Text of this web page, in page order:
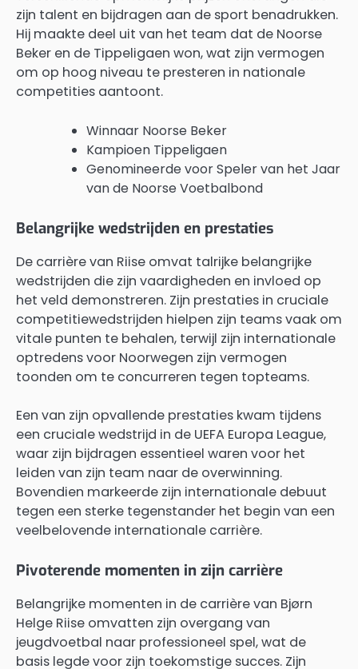
zijn talent en bijdragen aan de sport benadrukken.
Hij maakte deel uit van het team dat de Noorse
Beker en de Tippeligaen won, wat zijn vermogen
om op hoog niveau te presteren in nationale
competities aantoont.
Winnaar Noorse Beker
Kampioen Tippeligaen
Genomineerde voor Speler van het Jaar
van de Noorse Voetbalbond
Belangrijke wedstrijden en prestaties
De carrière van Riise omvat talrijke belangrijke
wedstrijden die zijn vaardigheden en invloed op
het veld demonstreren. Zijn prestaties in cruciale
competitiewedstrijden hielpen zijn teams vaak om
vitale punten te behalen, terwijl zijn internationale
optredens voor Noorwegen zijn vermogen
toonden om te concurreren tegen topteams.
Een van zijn opvallende prestaties kwam tijdens
een cruciale wedstrijd in de UEFA Europa League,
waar zijn bijdragen essentieel waren voor het
leiden van zijn team naar de overwinning.
Bovendien markeerde zijn internationale debuut
tegen een sterke tegenstander het begin van een
veelbelovende internationale carrière.
Pivoterende momenten in zijn carrière
Belangrijke momenten in de carrière van Bjørn
Helge Riise omvatten zijn overgang van
jeugdvoetbal naar professioneel spel, wat de
basis legde voor zijn toekomstige succes. Zijn